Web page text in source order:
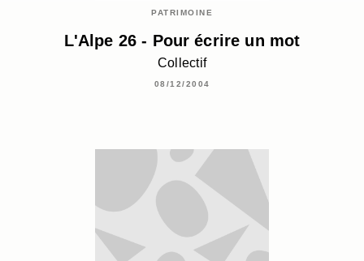
PATRIMOINE
L'Alpe 26 - Pour écrire un mot
Collectif
08/12/2004